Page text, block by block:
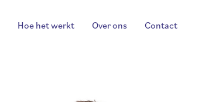
Hoe het werkt Over ons Contact